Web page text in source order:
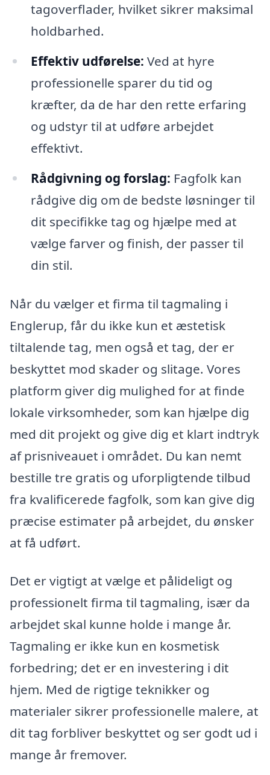
tagoverflader, hvilket sikrer maksimal
holdbarhed.
Effektiv udførelse: Ved at hyre
professionelle sparer du tid og
kræfter, da de har den rette erfaring
og udstyr til at udføre arbejdet
effektivt.
Rådgivning og forslag: Fagfolk kan
rådgive dig om de bedste løsninger til
dit specifikke tag og hjælpe med at
vælge farver og finish, der passer til
din stil.
Når du vælger et firma til tagmaling i
Englerup, får du ikke kun et æstetisk
tiltalende tag, men også et tag, der er
beskyttet mod skader og slitage. Vores
platform giver dig mulighed for at finde
lokale virksomheder, som kan hjælpe dig
med dit projekt og give dig et klart indtryk
af prisniveauet i området. Du kan nemt
bestille tre gratis og uforpligtende tilbud
fra kvalificerede fagfolk, som kan give dig
præcise estimater på arbejdet, du ønsker
at få udført.
Det er vigtigt at vælge et pålideligt og
professionelt firma til tagmaling, især da
arbejdet skal kunne holde i mange år.
Tagmaling er ikke kun en kosmetisk
forbedring; det er en investering i dit
hjem. Med de rigtige teknikker og
materialer sikrer professionelle malere, at
dit tag forbliver beskyttet og ser godt ud i
mange år fremover.